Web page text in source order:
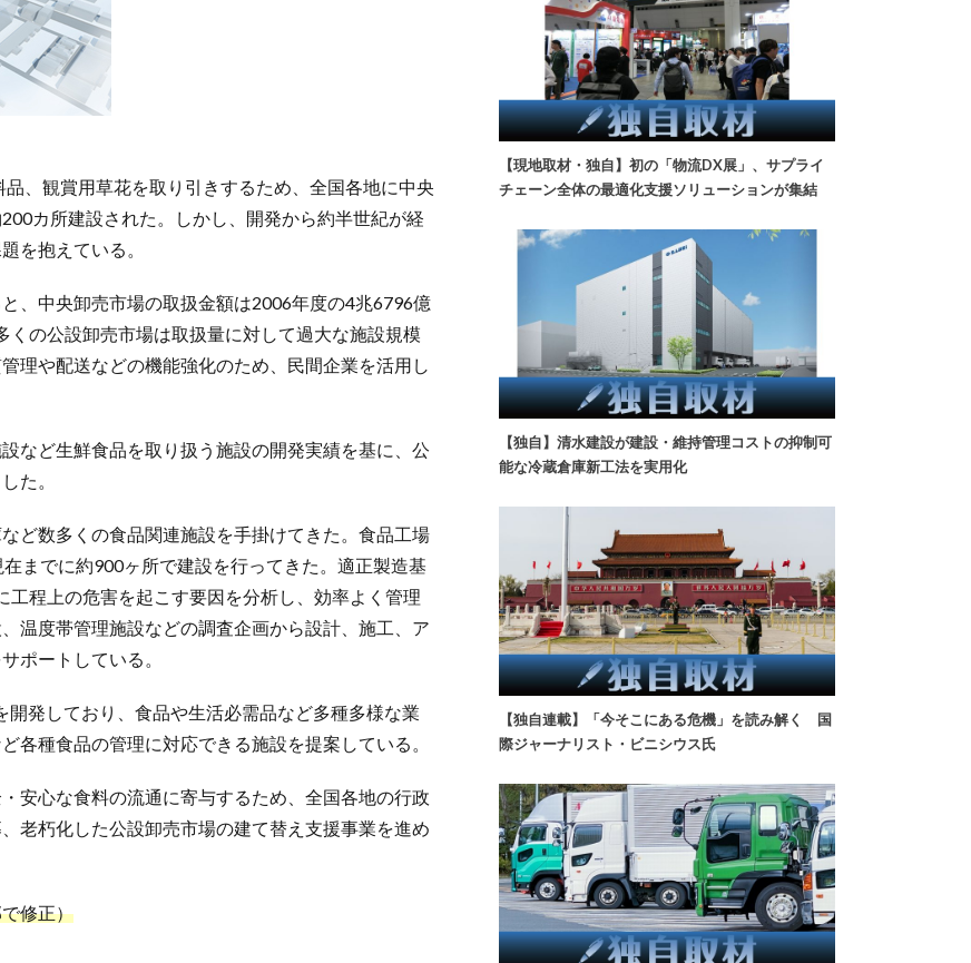
、観賞用草花を取り引きするため、全国各地に中央
カ所建設された。しかし、開発から約半世紀が経
を抱えている。
、中央卸売市場の取扱金額は2006年度の4兆6796億
の公設卸売市場は取扱量に対して過大な施設規模
理や配送などの機能強化のため、民間企業を活用し
など生鮮食品を取り扱う施設の開発実績を基に、公
た。
ど数多くの食品関連施設を手掛けてきた。食品工場
までに約900ヶ所で建設を行ってきた。適正製造基
程上の危害を起こす要因を分析し、効率よく管理
温度帯管理施設などの調査企画から設計、施工、ア
ポートしている。
発しており、食品や生活必需品など多種多様な業
各種食品の管理に対応できる施設を提案している。
安心な食料の流通に寄与するため、全国各地の行政
老朽化した公設卸売市場の建て替え支援事業を進め
修正）
【現地取材・独自】初の「物流DX展」、サプライ
チェーン全体の最適化支援ソリューションが集結
【独自】清水建設が建設・維持管理コストの抑制可
能な冷蔵倉庫新工法を実用化
【独自連載】「今そこにある危機」を読み解く 国
際ジャーナリスト・ビニシウス氏